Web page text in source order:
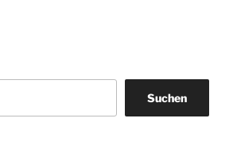
Suchen